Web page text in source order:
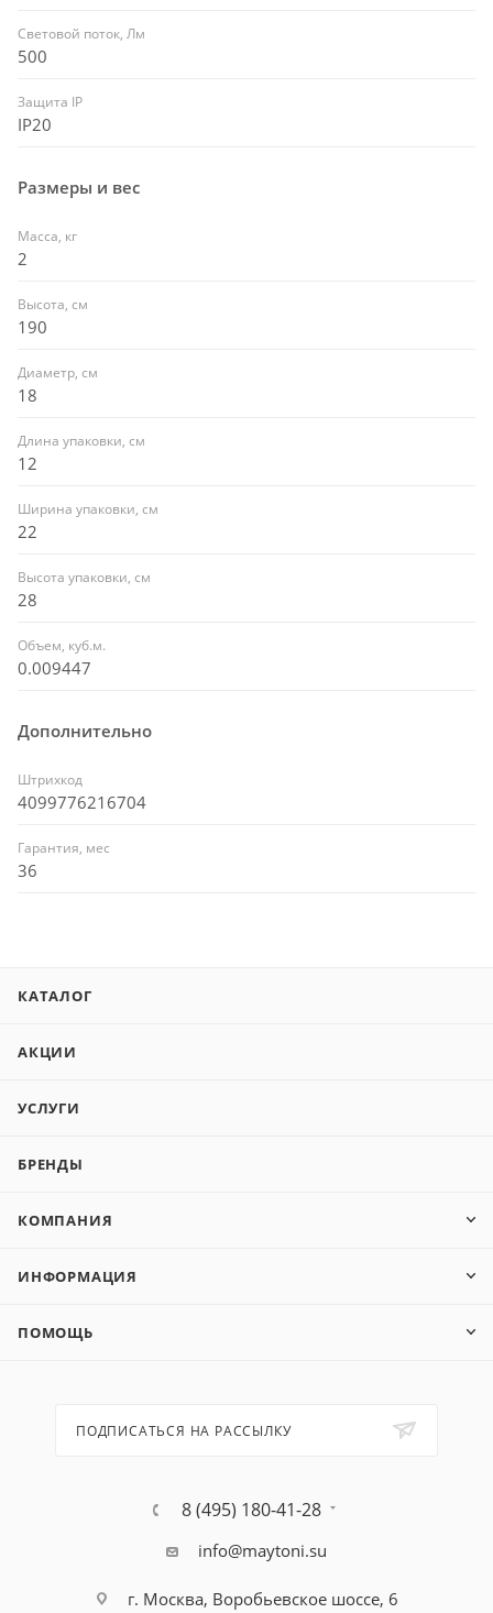
Световой поток, Лм
500
Защита IP
IP20
Размеры и вес
Масса, кг
2
Высота, см
190
Диаметр, см
18
Длина упаковки, см
12
Ширина упаковки, см
22
Высота упаковки, см
28
Объем, куб.м.
0.009447
Дополнительно
Штрихкод
4099776216704
Гарантия, мес
36
КАТАЛОГ
АКЦИИ
УСЛУГИ
БРЕНДЫ
КОМПАНИЯ
ИНФОРМАЦИЯ
ПОМОЩЬ
ПОДПИСАТЬСЯ НА РАССЫЛКУ
8 (495) 180-41-28
info@maytoni.su
г. Москва, Воробьевское шоссе, 6